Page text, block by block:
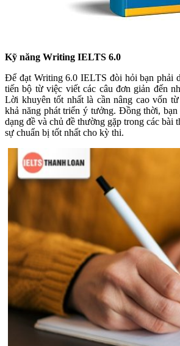
Kỹ năng Writing IELTS 6.0
Để đạt Writing 6.0 IELTS đòi hỏi bạn phải
tiến bộ từ việc viết các câu đơn giản đến
Lời khuyên tốt nhất là cần nâng cao vốn
khả năng phát triển ý tưởng. Đồng thời, bạn
dạng đề và chủ đề thường gặp trong các
sự chuẩn bị tốt nhất cho kỳ thi.